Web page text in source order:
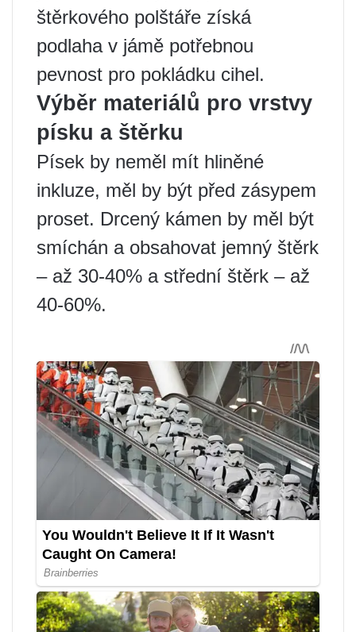
štěrkového polštáře získá
podlaha v jámě potřebnou
pevnost pro pokládku cihel.
Výběr materiálů pro vrstvy
písku a štěrku
Písek by neměl mít hliněné
inkluze, měl by být před zásypem
proset. Drcený kámen by měl být
smíchán a obsahovat jemný štěrk
– až 30-40% a střední štěrk – až
40-60%.